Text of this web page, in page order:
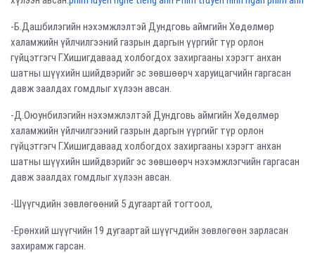
-Б.Дашбилэгийн нэхэмжлэлтэй Дундговь аймгийн Хөдөлмөр
халамжийн үйлчилгээний газрын даргын үүргийг түр орлон
гүйцэтгэгч Г.Хишигдаваад холбогдох захиргааны хэрэгт анхан
шатны шүүхийн шийдвэрийг эс зөвшөөрч харуицагчийн гаргасан
давж заалдах гомдлыг хүлээн авсан.
-Д.Оюунбилэгийн нэхэмжлэлтэй Дундговь аймгийн Хөдөлмөр
халамжийн үйлчилгээний газрын даргын үүргийг түр орлон
гүйцэтгэгч Г.Хишигдаваад холбогдох захиргааны хэрэгт анхан
шатны шүүхийн шийдвэрийг эс зөвшөөрч нэхэмжлэгчийн гаргасан
давж заалдах гомдлыг хүлээн авсан.
-Шүүгчдийн зөвлөгөөний 5 дугаартай тогтоол,
-Ерөнхий шүүгчийн 19 дугаартай шүүгчдийн зөвлөгөөн зарласан
захирамж гарсан.